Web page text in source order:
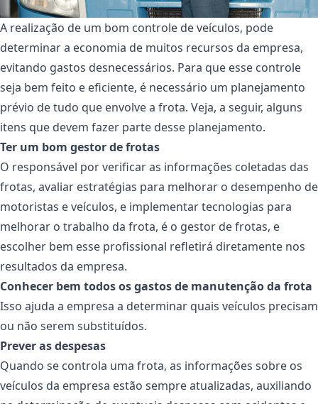
A realização de um bom controle de veículos, pode
determinar a economia de muitos recursos da empresa,
evitando gastos desnecessários. Para que esse controle
seja bem feito e eficiente, é necessário um planejamento
prévio de tudo que envolve a frota. Veja, a seguir, alguns
itens que devem fazer parte desse planejamento.
Ter um bom gestor de frotas
O responsável por verificar as informações coletadas das
frotas, avaliar estratégias para melhorar o desempenho de
motoristas e veículos, e implementar tecnologias para
melhorar o trabalho da frota, é o gestor de frotas, e
escolher bem esse profissional refletirá diretamente nos
resultados da empresa.
Conhecer bem todos os gastos de manutenção da frota
Isso ajuda a empresa a determinar quais veículos precisam
ou não serem substituídos.
Prever as despesas
Quando se controla uma frota, as informações sobre os
veículos da empresa estão sempre atualizadas, auxiliando